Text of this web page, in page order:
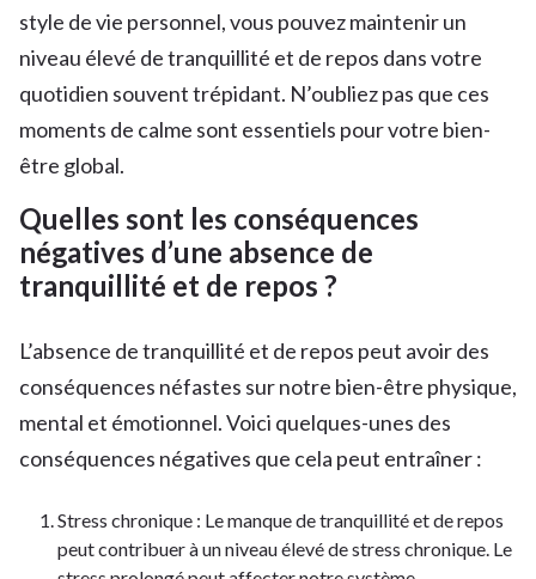
style de vie personnel, vous pouvez maintenir un
niveau élevé de tranquillité et de repos dans votre
quotidien souvent trépidant. N’oubliez pas que ces
moments de calme sont essentiels pour votre bien-
être global.
Quelles sont les conséquences
négatives d’une absence de
tranquillité et de repos ?
L’absence de tranquillité et de repos peut avoir des
conséquences néfastes sur notre bien-être physique,
mental et émotionnel. Voici quelques-unes des
conséquences négatives que cela peut entraîner :
Stress chronique : Le manque de tranquillité et de repos
peut contribuer à un niveau élevé de stress chronique. Le